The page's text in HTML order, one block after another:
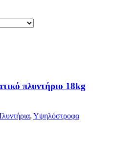
πλυντήριο 18kg
, Υψηλόστροφα